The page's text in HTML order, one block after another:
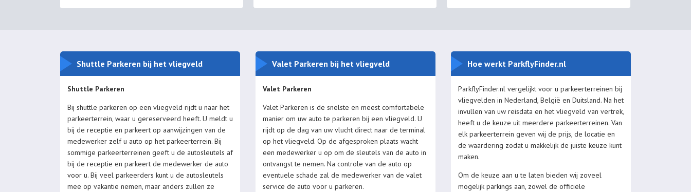
Shuttle Parkeren bij het vliegveld
Shuttle Parkeren
Bij shuttle parkeren op een vliegveld rijdt u naar het
parkeerterrein, waar u gereserveerd heeft. U meldt u
bij de receptie en parkeert op aanwijzingen van de
medewerker zelf u auto op het parkeerterrein. Bij
sommige parkeerterreinen geeft u de autosleutels af
bij de receptie en parkeert de medewerker de auto
voor u. Bij veel parkeerders kunt u de autosleutels
mee op vakantie nemen, maar anders zullen ze
Valet Parkeren bij het vliegveld
Valet Parkeren
Valet Parkeren is de snelste en meest comfortabele
manier om uw auto te parkeren bij een vliegveld. U
rijdt op de dag van uw vlucht direct naar de terminal
op het vliegveld. Op de afgesproken plaats wacht
een medewerker u op om de sleutels van de auto in
ontvangst te nemen. Na controle van de auto op
eventuele schade zal de medewerker van de valet
service de auto voor u parkeren.
Hoe werkt ParkflyFinder.nl
ParkflyFinder.nl vergelijkt voor u parkeerterreinen bij
vliegvelden in Nederland, België en Duitsland. Na het
invullen van uw reisdata en het vliegveld van vertrek,
heeft u de keuze uit meerdere parkeerterreinen. Van
elk parkeerterrein geven wij de prijs, de locatie en
de waardering zodat u makkelijk de juiste keuze kunt
maken.
Om de keuze aan u te laten bieden wij zoveel
mogelijk parkings aan, zowel de officiële